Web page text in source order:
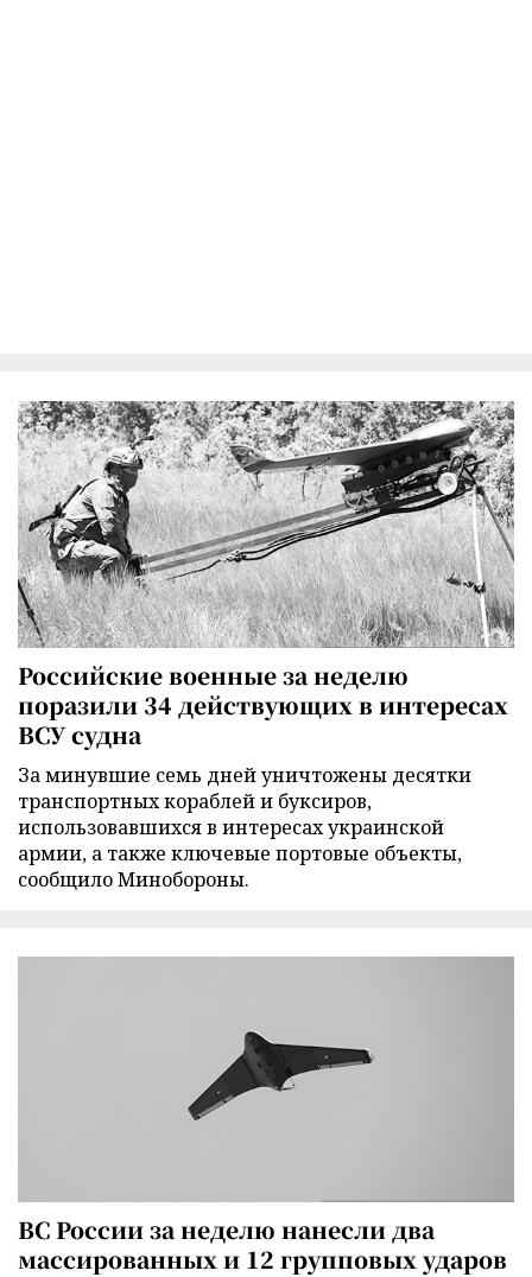
Российские военные за неделю
поразили 34 действующих в интересах
ВСУ судна
За минувшие семь дней уничтожены десятки
транспортных кораблей и буксиров,
использовавшихся в интересах украинской
армии, а также ключевые портовые объекты,
сообщило Минобороны.
ВС России за неделю нанесли два
массированных и 12 групповых ударов